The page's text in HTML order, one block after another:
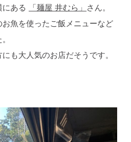
ある 「麺屋 井むら」 さん。
魚を使ったご飯メニューなど
も大人気のお店だそうです。